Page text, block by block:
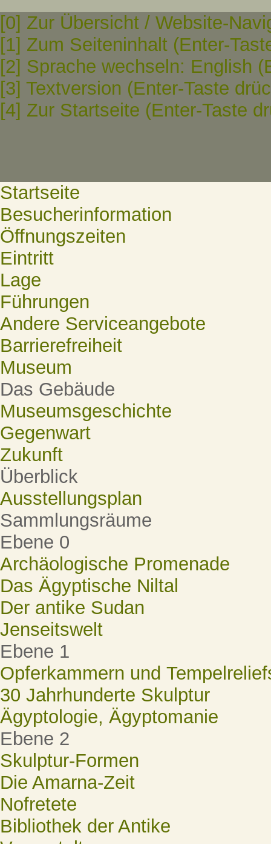
[0] Zur Übersicht / Website-
[1] Zum Seiteninhalt (Enter-
[2] Sprache wechseln: English
[3] Textversion (Enter-Taste
[4] Zur Startseite (Enter-Taste
Startseite
Besucherinformation
Öffnungszeiten
Eintritt
Lage
Führungen
Andere Serviceangebote
Barrierefreiheit
Museum
Das Gebäude
Museumsgeschichte
Gegenwart
Zukunft
Überblick
Ausstellungsplan
Sammlungsräume
Ebene 0
Archäologische Promenade
Das Ägyptische Niltal
Der antike Sudan
Jenseitswelt
Ebene 1
Opferkammern und
30 Jahrhunderte Skulptur
Ägyptologie, Ägyptomanie
Ebene 2
Skulptur-Formen
Die Amarna-Zeit
Nofretete
Bibliothek der Antike